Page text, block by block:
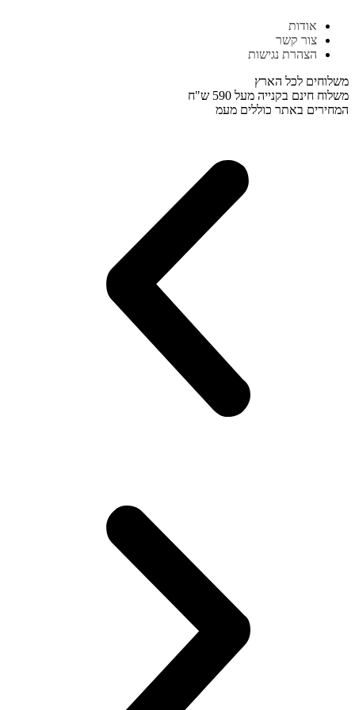
לתוכן
אודות
צור קשר
הצהרת נגישות
משלוחים לכל הארץ
משלוח חינם בקנייה מעל 590 ש"ח
המחירים באתר כוללים מעמ